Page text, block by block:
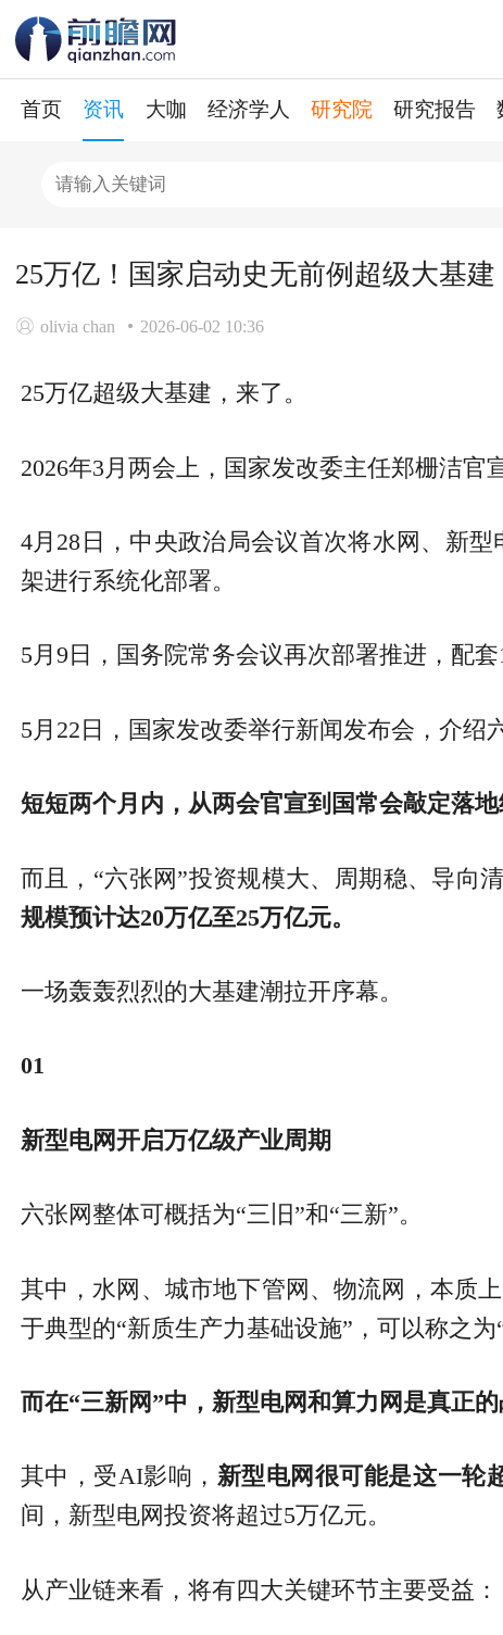
首页 资讯 大咖 经济学人 研究院 研究报告
25万亿！国家启动史无前例超级大基
olivia chan 2026-06-02 10:36
25万亿超级大基建，来了。
2026年3月两会上，国家发改委主任郑栅洁官
4月28日，中央政治局会议首次将水网、新
架进行系统化部署。
5月9日，国务院常务会议再次部署推进，配
5月22日，国家发改委举行新闻发布会，介绍
短短两个月内，从两会官宣到国常会敲定落
而且，“六张网”投资规模大、周期稳、导向
规模预计达20万亿至25万亿元。
一场轰轰烈烈的大基建潮拉开序幕。
01
新型电网开启万亿级产业周期
六张网整体可概括为“三旧”和“三新”。
其中，水网、城市地下管网、物流网，本质
于典型的“新质生产力基础设施”，可以称之为“
而在“三新网”中，新型电网和算力网是真正的
其中，受AI影响， 新型电网很可能是这一轮
间，新型电网投资将超过5万亿元。
从产业链来看，将有四大关键环节主要受益：